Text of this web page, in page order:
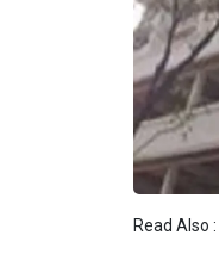
Read Also :